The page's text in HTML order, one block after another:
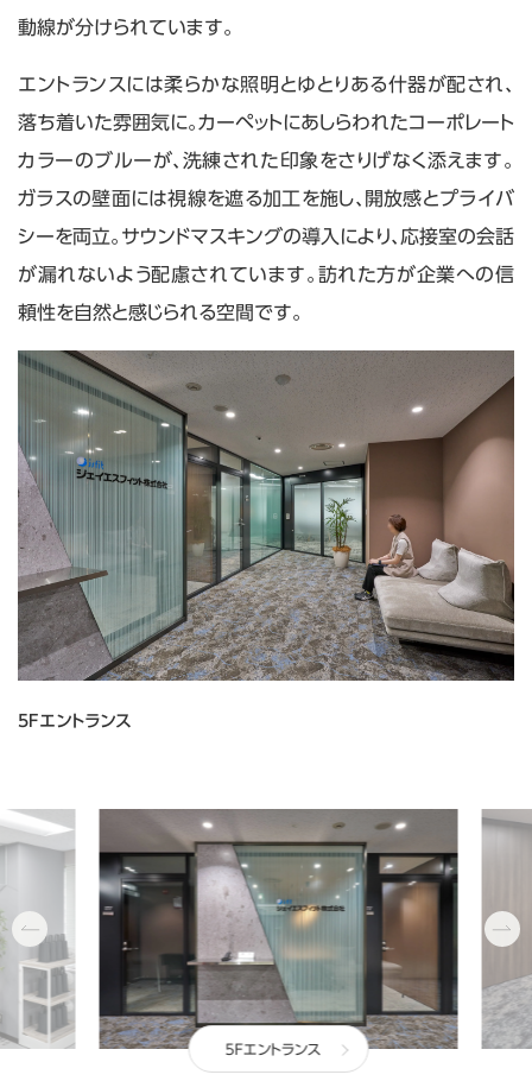
動線が分けられています。
エントランスには柔らかな照明とゆとりある什器が配され、
落ち着いた雰囲気に。カーペットにあしらわれたコーポレート
カラーのブルーが、洗練された印象をさりげなく添えます。
ガラスの壁面には視線を遮る加工を施し、開放感とプライバ
シーを両立。サウンドマスキングの導入により、応接室の会話
が漏れないよう配慮されています。訪れた方が企業への信
頼性を自然と感じられる空間です。
5Fエントランス
5Fエントランス